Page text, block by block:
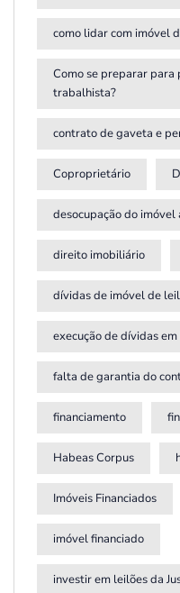
como lidar com imóvel
Como se preparar
trabalhista?
contrato de gaveta e
Coproprietário
desocupação do imóvel
direito imobiliário
dívidas de imóvel de
execução de dívidas
falta de garantia do
financiamento
Habeas Corpus
Imóveis Financiados
imóvel financiado
investir em leilões da